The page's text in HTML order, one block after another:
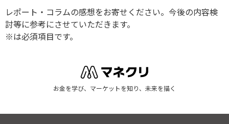
レポート・コラムの感想をお寄せください。今後の内容検
討等に参考にさせていただきます。
※は必須項目です。
お金を学び、マーケットを知り、未来を描く